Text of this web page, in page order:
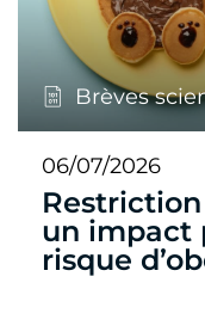
Brèves
06/07/2026
un impact
risque